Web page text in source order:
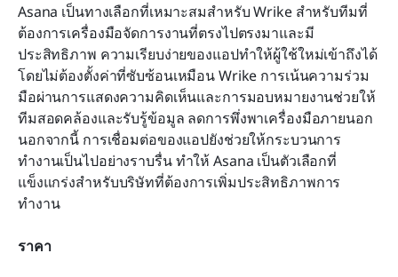
Asana เป็นทางเลือกที่เหมาะสมสำหรับ Wrike สำหรับทีมที่
ต้องการเครื่องมือจัดการงานที่ตรงไปตรงมาและมี
ประสิทธิภาพ ความเรียบง่ายของแอปทำให้ผู้ใช้ใหม่เข้าถึงได้
โดยไม่ต้องตั้งค่าที่ซับซ้อนเหมือน Wrike การเน้นความร่วม
มือผ่านการแสดงความคิดเห็นและการมอบหมายงานช่วยให้
ทีมสอดคล้องและรับรู้ข้อมูล ลดการพึ่งพาเครื่องมือภายนอก
นอกจากนี้ การเชื่อมต่อของแอปยังช่วยให้กระบวนการ
ทำงานเป็นไปอย่างราบรื่น ทำให้ Asana เป็นตัวเลือกที่
แข็งแกร่งสำหรับบริษัทที่ต้องการเพิ่มประสิทธิภาพการ
ทำงาน
ราคา